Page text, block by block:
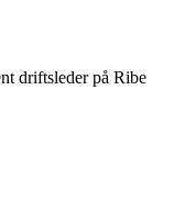
driftsleder på Ribe